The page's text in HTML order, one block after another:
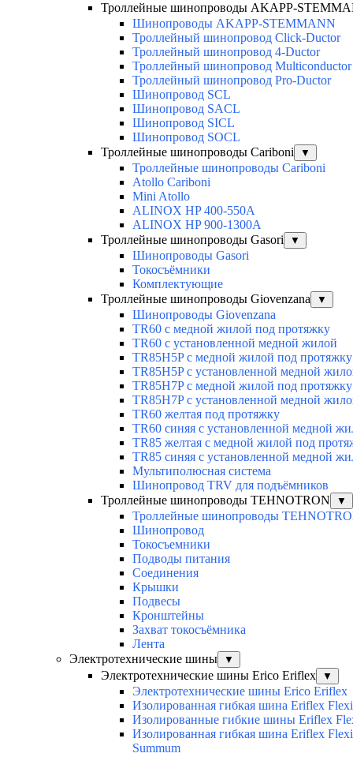
Троллейные шинопроводы AKAPP-
Шинопроводы AKAPP-STEMMANN
Троллейный шинопровод Click-Ductor
Троллейный шинопровод 4-Ductor
Троллейный шинопровод Multiconductor
Троллейный шинопровод Pro-Ductor
Шинопровод SCL
Шинопровод SACL
Шинопровод SICL
Шинопровод SOCL
Троллейные шинопроводы Cariboni
▼
Троллейные шинопроводы Cariboni
Atollo Cariboni
Mini Atollo
ALINOX HP 400-550A
ALINOX HP 900-1300A
Троллейные шинопроводы Gasori
▼
Шинопроводы Gasori
Токосъёмники
Комплектующие
Троллейные шинопроводы Giovenzana
▼
Шинопроводы Giovenzana
TR60 с медной жилой под протяжку
TR60 с установленной медной жилой
TR85H5P с медной жилой под протяжку
TR85H5P с установленной медной
TR85H7P с медной жилой под протяжку
TR85H7P с установленной медной
TR60 желтая под протяжку
TR60 синяя с установленной медной
TR85 желтая с медной жилой под
TR85 синяя с установленной медной
Мультиполюсная система
Шинопровод TRV для подъёмников
Троллейные шинопроводы TEHNOTRON
▼
Троллейные шинопроводы
Шинопровод
Токосъемники
Подводы питания
Соединения
Крышки
Подвесы
Кронштейны
Захват токосъёмника
Лента
Электротехнические шины
▼
Электротехнические шины Erico Eriflex ▼
Электротехнические шины Erico Eriflex
Изолированная гибкая шина Eriflex
Изолированные гибкие шины Eriflex
Изолированная гибкая шина Eriflex
Summum